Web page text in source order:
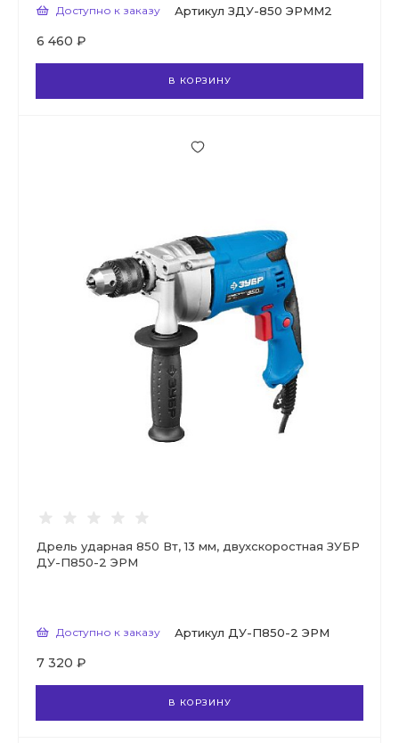
Доступно к заказу Артикул ЗДУ-850 ЭРММ2
6 460 ₽
В КОРЗИНУ
Дрель ударная 850 Вт, 13 мм, двухскоростная ЗУБР
ДУ-П850-2 ЭРМ
Доступно к заказу Артикул ДУ-П850-2 ЭРМ
7 320 ₽
В КОРЗИНУ